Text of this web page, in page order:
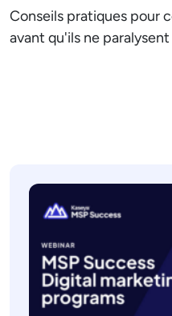
Conseils pratiques pour
avant qu'ils ne